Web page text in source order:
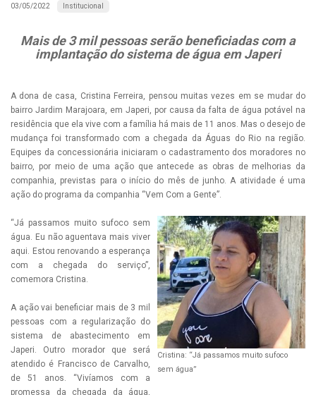
03/05/2022 Institucional
Mais de 3 mil pessoas serão beneficiadas com a
implantação do sistema de água em Japeri
A dona de casa, Cristina Ferreira, pensou muitas vezes em se mudar do
bairro Jardim Marajoara, em Japeri, por causa da falta de água potável na
residência que ela vive com a família há mais de 11 anos. Mas o desejo de
mudança foi transformado com a chegada da Águas do Rio na região.
Equipes da concessionária iniciaram o cadastramento dos moradores no
bairro, por meio de uma ação que antecede as obras de melhorias da
companhia, previstas para o início do mês de junho. A atividade é uma
ação do programa da companhia “Vem Com a Gente”.
Cristina: “Já passamos muito sufoco
sem água”
“Já passamos muito sufoco sem
água. Eu não aguentava mais viver
aqui. Estou renovando a esperança
com a chegada do serviço”,
comemora Cristina.
A ação vai beneficiar mais de 3 mil
pessoas com a regularização do
sistema de abastecimento em
Japeri. Outro morador que será
atendido é Francisco de Carvalho,
de 51 anos. “Vivíamos com a
promessa da chegada da água,